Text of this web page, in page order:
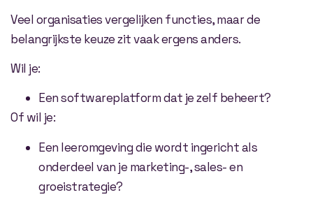
Veel organisaties vergelijken functies, maar de
belangrijkste keuze zit vaak ergens anders.
Wil je:
Een softwareplatform dat je zelf beheert?
Of wil je:
Een leeromgeving die wordt ingericht als
onderdeel van je marketing-, sales- en
groeistrategie?